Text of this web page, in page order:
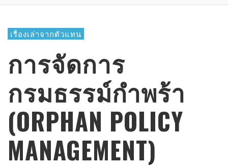
เรื่องเล่าจากตัวแทน
การจัดการ
กรมธรรม์กำพร้า
(ORPHAN POLICY
MANAGEMENT)